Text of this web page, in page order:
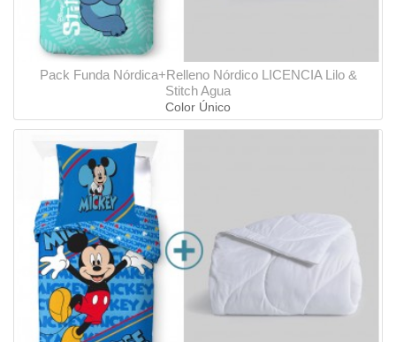
Pack Funda Nórdica+Relleno Nórdico LICENCIA Lilo &
Stitch Agua
Color Único